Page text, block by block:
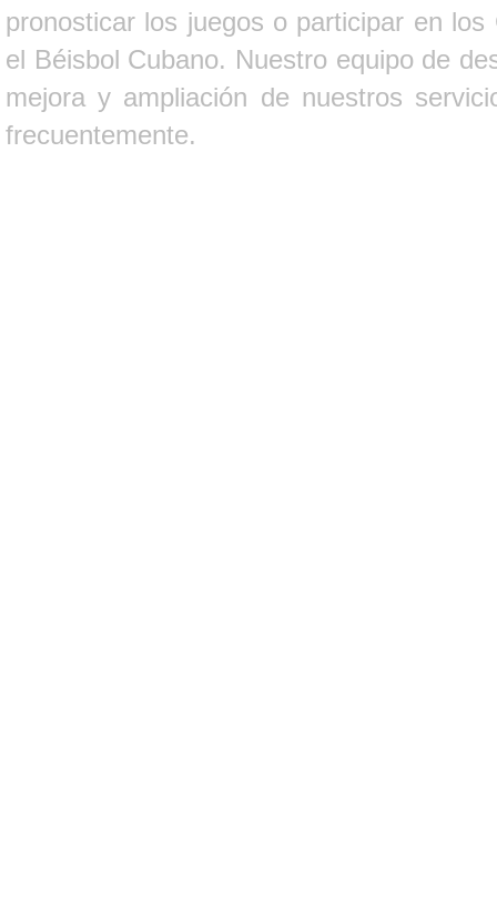
pronosticar los juegos o participar en
el Béisbol Cubano. Nuestro equipo de
mejora y ampliación de nuestros
frecuentemente.